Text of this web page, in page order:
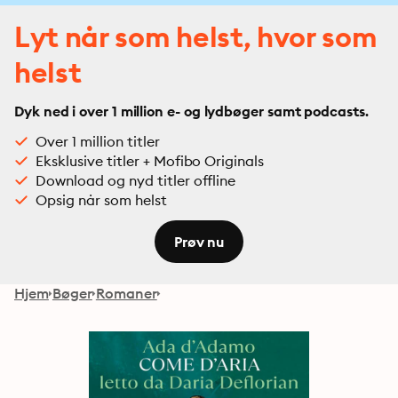
Lyt når som helst, hvor som
helst
Dyk ned i over 1 million e- og lydbøger samt podcasts.
Over 1 million titler
Eksklusive titler + Mofibo Originals
Download og nyd titler offline
Opsig når som helst
Prøv nu
Hjem Bøger Romaner